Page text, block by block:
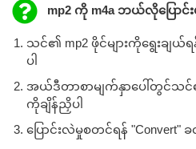
mp2 ကို m4a ဘယ်လိုပြောင်
သင်၏ mp2 ဖိုင်များကိုရွေးချယ်
ပါ
အယ်ဒီတာစာမျက်နှာပေါ်တွင်သင်
ကိုချိန်ညှိပါ
ပြောင်းလဲမှုစတင်ရန် "Convert"